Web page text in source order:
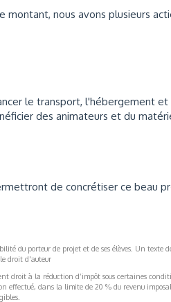
nous avons plusieurs
le transport, l'hébergement et
des animateurs et du
de concrétiser ce beau
du porteur de projet et de ses élèves. Un texte
droit d'auteur
droit à la réduction d’impôt sous certaines
effectué, dans la limite de 20 % du revenu